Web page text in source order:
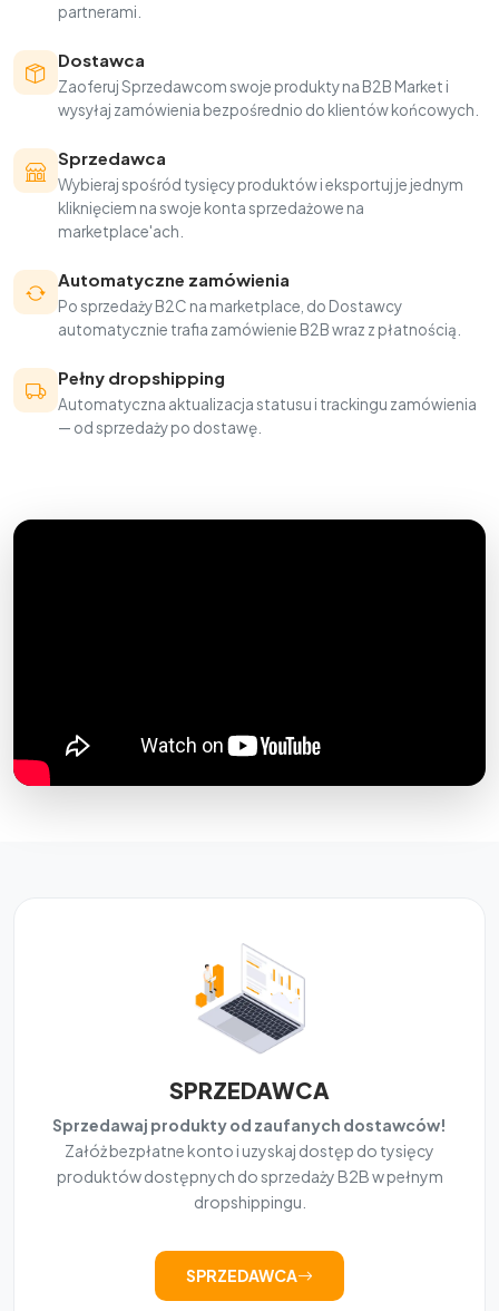
partnerami.
Dostawca
Zaoferuj Sprzedawcom swoje produkty na B2B Market i
wysyłaj zamówienia bezpośrednio do klientów końcowych.
Sprzedawca
Wybieraj spośród tysięcy produktów i eksportuj je jednym
kliknięciem na swoje konta sprzedażowe na
marketplace'ach.
Automatyczne zamówienia
Po sprzedaży B2C na marketplace, do Dostawcy
automatycznie trafia zamówienie B2B wraz z płatnością.
Pełny dropshipping
Automatyczna aktualizacja statusu i trackingu zamówienia
— od sprzedaży po dostawę.
SPRZEDAWCA
Sprzedawaj produkty od zaufanych dostawców!
Załóż bezpłatne konto i uzyskaj dostęp do tysięcy
produktów dostępnych do sprzedaży B2B w pełnym
dropshippingu.
SPRZEDAWCA